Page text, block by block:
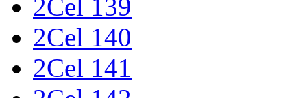
2Cel 139
2Cel 140
2Cel 141